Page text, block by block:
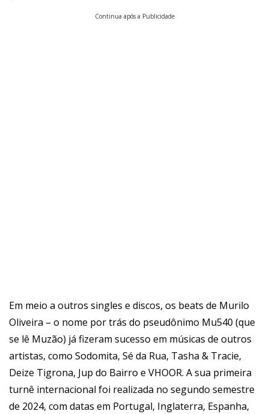
Continua após a Publicidade
Em meio a outros singles e discos, os beats de Murilo
Oliveira – o nome por trás do pseudônimo Mu540 (que
se lê Muzão) já fizeram sucesso em músicas de outros
artistas, como Sodomita, Sé da Rua, Tasha & Tracie,
Deize Tigrona, Jup do Bairro e VHOOR. A sua primeira
turnê internacional foi realizada no segundo semestre
de 2024, com datas em Portugal, Inglaterra, Espanha,